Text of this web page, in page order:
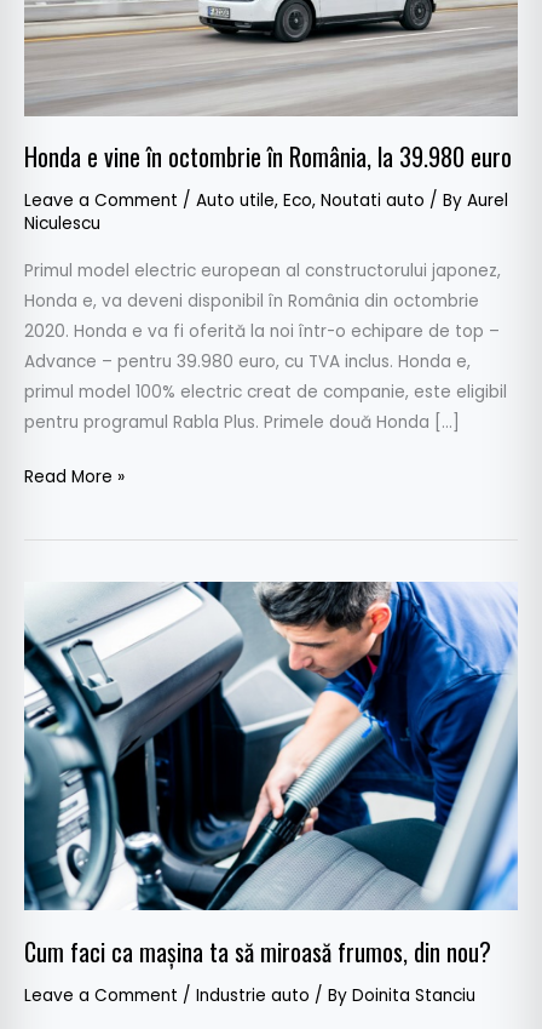
Honda e vine în octombrie în România, la 39.980 euro
Leave a Comment / Auto utile, Eco, Noutati auto / By Aurel
Niculescu
Primul model electric european al constructorului japonez,
Honda e, va deveni disponibil în România din octombrie
2020. Honda e va fi oferită la noi într-o echipare de top –
Advance – pentru 39.980 euro, cu TVA inclus. Honda e,
primul model 100% electric creat de companie, este eligibil
pentru programul Rabla Plus. Primele două Honda […]
la
39.980
Read More »
Cum faci ca mașina ta să miroasă frumos, din nou?
Leave a Comment / Industrie auto / By Doinita Stanciu
faci
ca
mașina
ta
să
miroasă
frumos,
nou?